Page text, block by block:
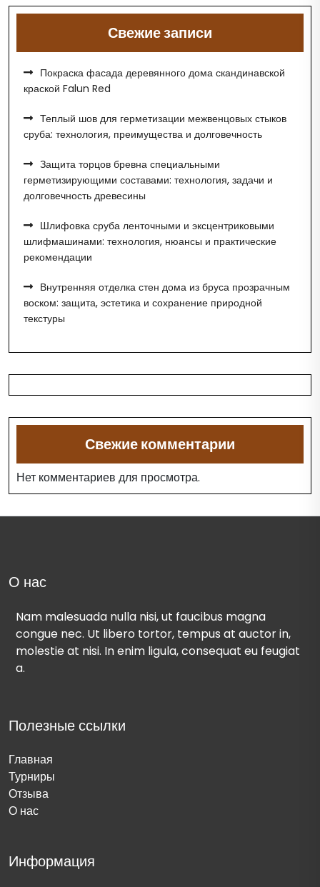
Свежие записи
Покраска фасада деревянного дома скандинавской
краской Falun Red
Теплый шов для герметизации межвенцовых стыков
сруба: технология, преимущества и долговечность
Защита торцов бревна специальными
герметизирующими составами: технология, задачи и
долговечность древесины
Шлифовка сруба ленточными и эксцентриковыми
шлифмашинами: технология, нюансы и практические
рекомендации
Внутренняя отделка стен дома из бруса прозрачным
воском: защита, эстетика и сохранение природной
текстуры
Свежие комментарии
Нет комментариев для просмотра.
О нас
Nam malesuada nulla nisi, ut faucibus magna
congue nec. Ut libero tortor, tempus at auctor in,
molestie at nisi. In enim ligula, consequat eu feugiat
a.
Полезные ссылки
Главная
Турниры
Отзыва
О нас
Информация